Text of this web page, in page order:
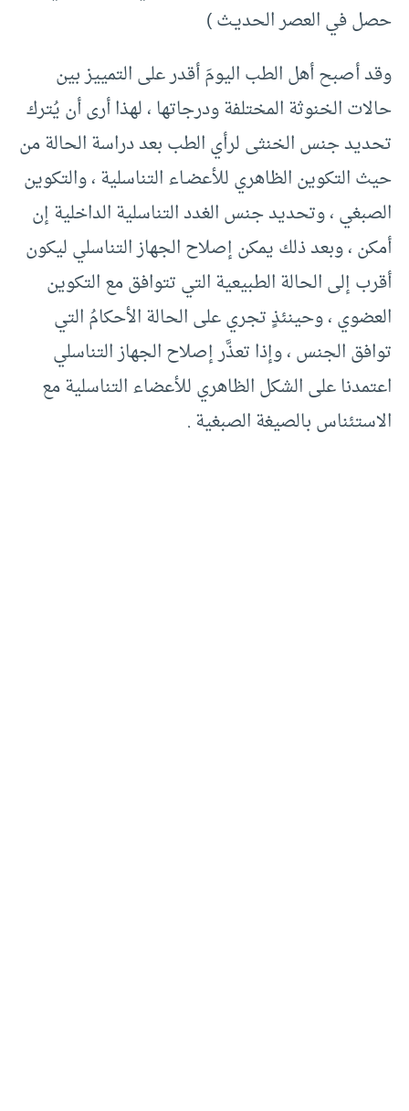
حصل في العصر الحديـث )
وقد أصبح أهل الطب اليومَ أقدر على التمييز بين
حالات الخنوثة المختلفة ودرجاتها ، لهذا أرى أن يُترك
تحديد جنس الخنثى لرأي الطب بعد دراسة الحالة من
حيث التكوين الظاهري للأعضـاء التناسلية ، والتكوين
الصبغي ، وتحديد جنس الغدد التناسلية الداخلية إن
أمكن ، وبعد ذلك يمكن إصلاح الجهاز التناسلي ليكون
أقرب إلى الحالة الطبيعية التي تتوافق مع التكوين
العضوي ، وحينئذٍ تجري على الحالة الأحكامُ التي
توافق الجنس ، وإذا تعذَّر إصلاح الجهاز التناسلي
اعتمدنا على الشكل الظاهري للأعضاء التناسلية مع
الاستئناس بالصيغة الصبغية .